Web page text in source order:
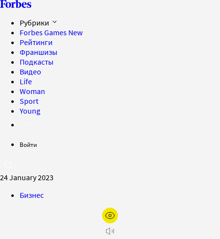
Рубрики
Forbes Games New
Рейтинги
Франшизы
Подкасты
Видео
Life
Woman
Sport
Young
Войти
24 January 2023
Бизнес